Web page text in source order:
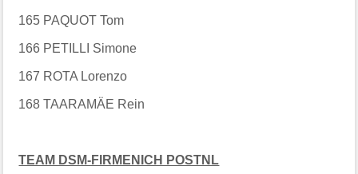
165 PAQUOT Tom
166 PETILLI Simone
167 ROTA Lorenzo
168 TAARAMÄE Rein
TEAM DSM-FIRMENICH POSTNL